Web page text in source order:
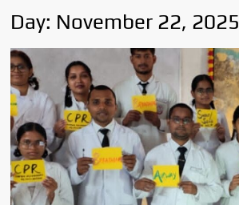
Day: November 22, 2025